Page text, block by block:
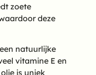
zoete
deze
natuurlijke
vitamine E en
is uniek